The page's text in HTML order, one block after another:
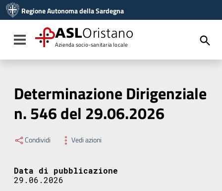
Vai al menu di navigazione
Vai al footer
Regione Autonoma della Sardegna
Toggle navigation
ASLOristano
Azienda socio-sanitaria locale
Determinazione Dirigenziale
n. 546 del 29.06.2026
Condividi Vedi azioni
Data di pubblicazione
29.06.2026